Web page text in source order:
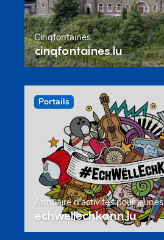
Cinqfontaines
cinqfontaines.lu
Portails
Annuaire d’activités pour jeunes
echwellechkann.lu